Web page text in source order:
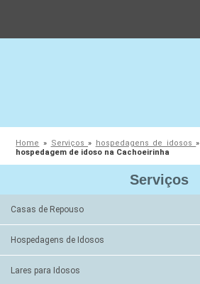
Home » Serviços» hospedagens de idosos»
hospedagem de idoso na Cachoeirinha
Serviços
Casas de Repouso
Hospedagens de Idosos
Lares para Idosos